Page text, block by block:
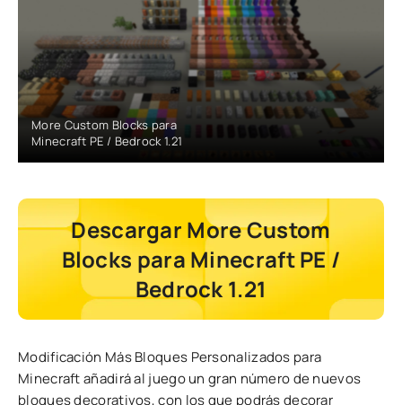
More Custom Blocks para
Minecraft PE / Bedrock 1.21
Descargar More Custom
Blocks para Minecraft PE /
Bedrock 1.21
Modificación Más Bloques Personalizados para
Minecraft añadirá al juego un gran número de nuevos
bloques decorativos, con los que podrás decorar